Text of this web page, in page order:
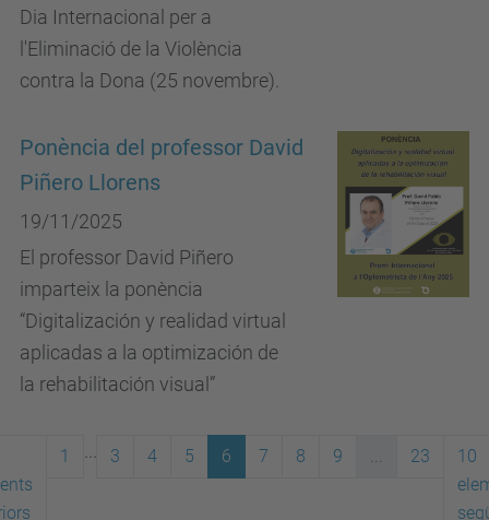
Dia Internacional per a
l'Eliminació de la Violència
contra la Dona (25 novembre).
Ponència del professor David
Piñero Llorens
19/11/2025
El professor David Piñero
imparteix la ponència
“Digitalización y realidad virtual
aplicadas a la optimización de
la rehabilitación visual”
1 3 4 5 6 7 8 9 ... 23
10